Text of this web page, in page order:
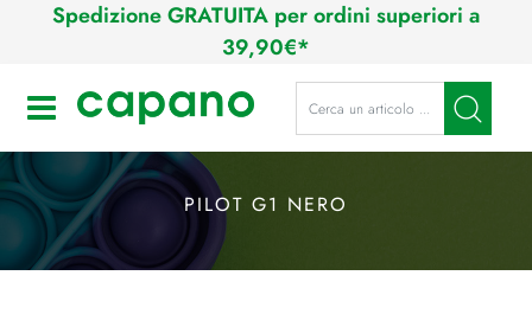
Spedizione GRATUITA per ordini superiori a
39,90€*
Open La modifica di un filtro
PILOT G1 NERO